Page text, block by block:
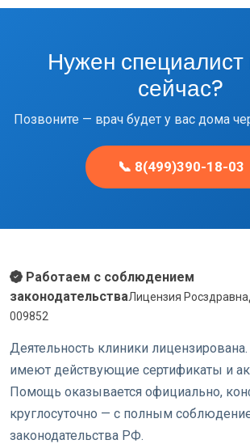
Нужен
сейчас?
Позвоните — врач будет у вас дома
📞 8(499)390-18-03
Работаем с соблюдением
законодательстваЛицензия
009852
Деятельность клиники
имеют действующие сертификаты и
Помощь оказывается официально,
круглосуточно — с полным
законодательства РФ.